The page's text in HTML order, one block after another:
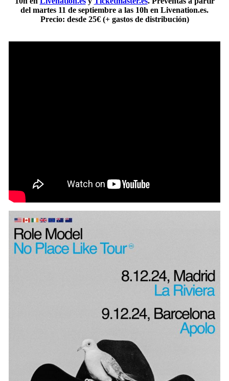
del martes 11 de septiembre a las 10h en Livenation.es.
Precio: desde 25€ (+ gastos de distribución)